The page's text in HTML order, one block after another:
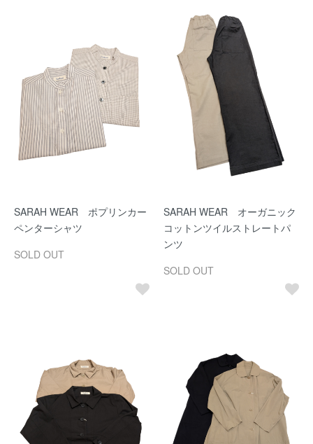
SARAH WEAR ポプリンカー
ペンターシャツ
SOLD OUT
SARAH WEAR オーガニック
コットンツイルストレートパ
ンツ
SOLD OUT